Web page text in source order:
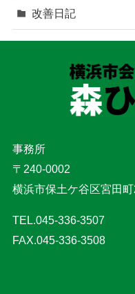
改善日記
事務所
〒240-0002
横浜市保土ケ谷区宮田
TEL.045-336-3507
FAX.045-336-3508